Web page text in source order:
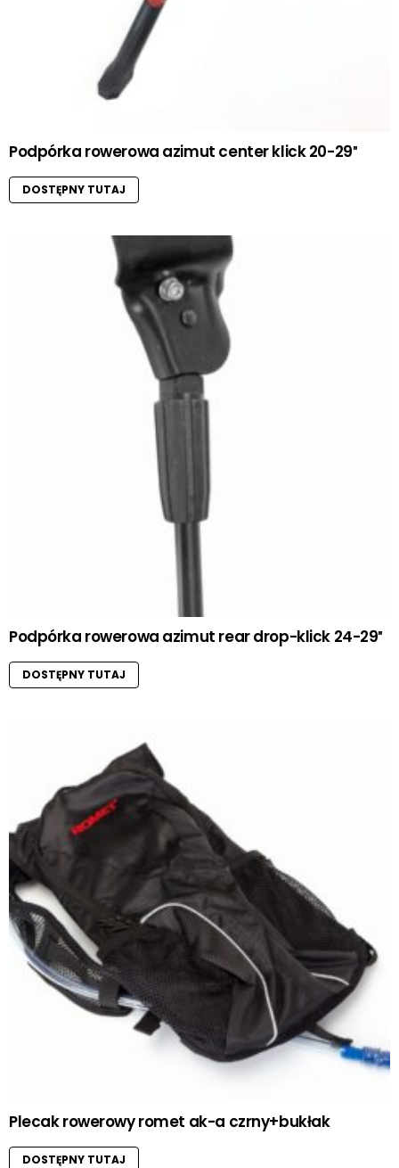
Podpórka rowerowa azimut center klick 20-29″
DOSTĘPNY TUTAJ
Podpórka rowerowa azimut rear drop-klick 24-29″
DOSTĘPNY TUTAJ
Plecak rowerowy romet ak-a czrny+bukłak
DOSTĘPNY TUTAJ